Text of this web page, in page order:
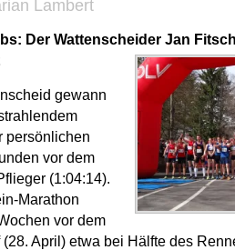
Lambert
Der Wattenscheider Jan
gewann
persönlichen
vor dem
(1:04:14).
Marathon
vor dem
April) etwa bei Hälfte des